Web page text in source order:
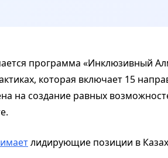
программа «Инклюзивный
которая включает 15
на создание равных
лидирующие позиции в